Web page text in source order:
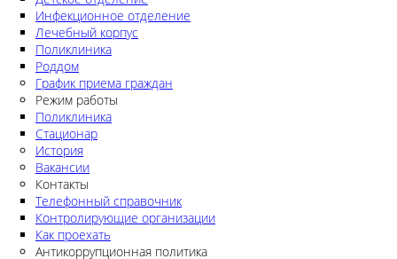
Инфекционное отделение
Лечебный корпус
Поликлиника
Роддом
График приема граждан
Режим работы
Поликлиника
Стационар
История
Вакансии
Контакты
Телефонный справочник
Контролирующие организации
Как проехать
Антикоррупционная политика